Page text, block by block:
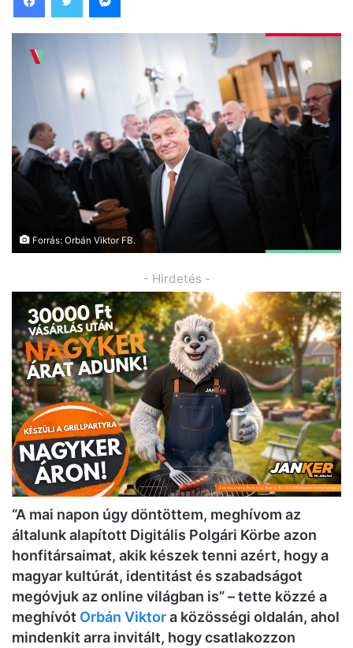
Forrás: Orbán Viktor FB.
- Hirdetés -
“A mai napon úgy döntöttem, meghívom az
általunk alapított Digitális Polgári Körbe azon
honfitársaimat, akik készek tenni azért, hogy a
magyar kultúrát, identitást és szabadságot
megóvjuk az online világban is” – tette közzé a
meghívót Orbán Viktora közösségi oldalán, ahol
mindenkit arra invitált, hogy csatlakozzon